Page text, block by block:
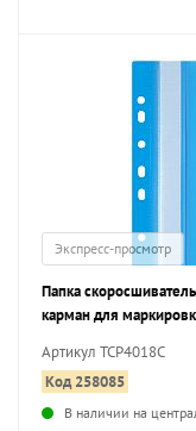
Экспресс-просмотр
Папка
карман для
Артикул TCP4018C
Код 258085
В наличии на